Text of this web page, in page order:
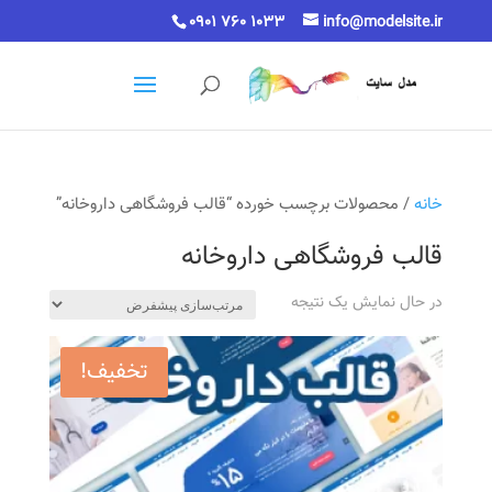
0901 760 1033 info@modelsite.ir
خانه/ محصولات برچسب خورده “قالب فروشگاهی داروخانه”
قالب فروشگاهی داروخانه
در حال نمایش یک نتیجه
تخفیف!